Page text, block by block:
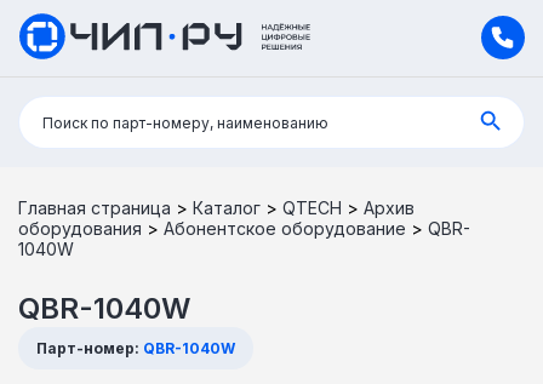
Поиск:
Поиск по парт-номеру, наименованию
Главная страница > Каталог > QTECH > Архив
оборудования > Абонентское оборудование > QBR-
1040W
QBR-1040W
Парт-номер: QBR-1040W